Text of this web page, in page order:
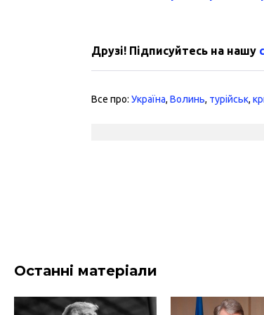
Друзі! Підписуйтесь на нашу
Все про:Україна,Волинь, турійськ,
Останні матеріали